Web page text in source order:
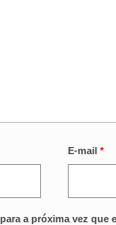
E-mail*
a próxima vez que